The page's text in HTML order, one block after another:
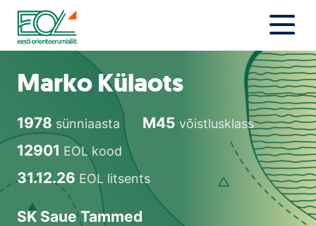
Liigu
sisu
juurde
Estonian Orienteering Federation
Orienteerujale
Eesti Orienteerumine 100!
Toetamine
Marko Külaots
1978 sünniaasta M45 võistlusklass
12901 EOL kood
31.12.26 EOL litsents
SK Saue Tammed